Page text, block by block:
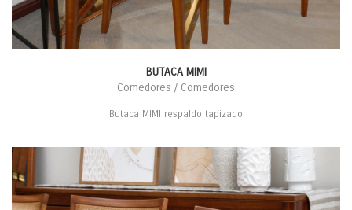
BUTACA MIMI
Comedores / Comedores
Butaca MIMI respaldo tapizado